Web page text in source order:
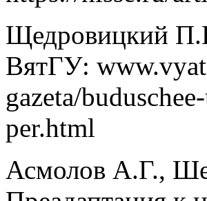
Щедровицкий
ВятГУ:
gazeta/
per.html
Асмолов А.Г.,